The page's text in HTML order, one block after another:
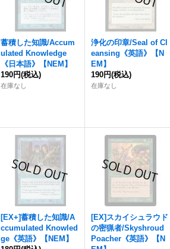
蓄積した知識/Accum
ulated Knowledge
《日本語》【NEM】
190円(税込)
在庫なし
浄化の印章/Seal of Cl
eansing《英語》【N
EM】
190円(税込)
在庫なし
[EX+]蓄積した知識/A
ccumulated Knowled
ge《英語》【NEM】
[EX]スカイシュラウド
の密猟者/Skyshroud
Poacher《英語》【N